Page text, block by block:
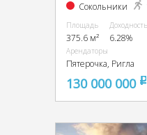
Сокольники
Площадь
375.6 м²
Доходность
6.28%
Арендаторы
Пятерочка, Ригла
130 000 000